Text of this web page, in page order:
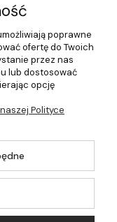
i dostawa
Pomoc
Moje konto
- najlepszy sklep z
poprawne
ofertę do Twoich
przez nas
lub dostosować
opcję
Polityce